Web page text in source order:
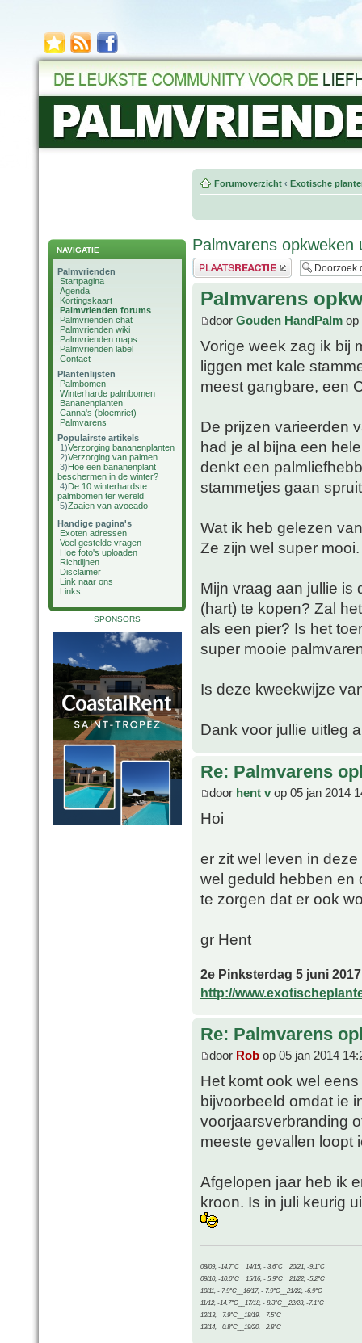
NAVIGATIE
Palmvrienden
Startpagina
Agenda
Kortingskaart
Palmvrienden forums
Palmvrienden chat
Palmvrienden wiki
Palmvrienden maps
Palmvrienden label
Contact
Plantenlijsten
Palmbomen
Winterharde palmbomen
Bananenplanten
Canna's (bloemriet)
Palmvarens
Populairste artikels
1)Verzorging bananenplanten
2)Verzorging van palmen
3)Hoe een bananenplant
beschermen in de winter?
4)De 10 winterhardste
palmbomen ter wereld
5)Zaaien van avocado
Handige pagina's
Exoten adressen
Veel gestelde vragen
Hoe foto's uploaden
Richtlijnen
Disclaimer
Link naar ons
Links
SPONSORS
Forumoverzicht ‹ Exotische
Palmvarens opkweken
Plaats een reactie
Palmvarens
door Gouden HandPalm op
Vorige week zag ik bij
liggen met kale
meest gangbare, een
De prijzen varieerden
had je al bijna een
denkt een
stammetjes gaan
Wat ik heb gelezen
Ze zijn wel super
Mijn vraag aan jullie is
(hart) te kopen? Zal
als een pier? Is het
super mooie
Is deze kweekwijze
Dank voor jullie uitleg
Re: Palmvarens
door hent v op 05 jan 2014
Hoi
er zit wel leven in
wel geduld hebben en
te zorgen dat er ook
gr Hent
2e Pinksterdag 5 juni
http://
Re: Palmvarens
door Rob op 05 jan 2014
Het komt ook wel
bijvoorbeeld omdat ie
voorjaarsverbranding
meeste gevallen loopt
Afgelopen jaar heb ik
kroon. Is in juli keurig
08/09, -14.7°C__14/15, - 3.6°C__20/21, -9.1°C
09/10, -10.0°C__15/16, - 5.9°C__21/22, -5.2°C
10/11, - 7.9°C__16/17, - 7.9°C__21/22, -6.9°C
11/12, -14.7°C__17/18, - 8.3°C__22/23, -7.1°C
12/13, - 7.9°C__18/19, - 7.5°C
13/14, - 0.8°C__19/20, - 2.8°C